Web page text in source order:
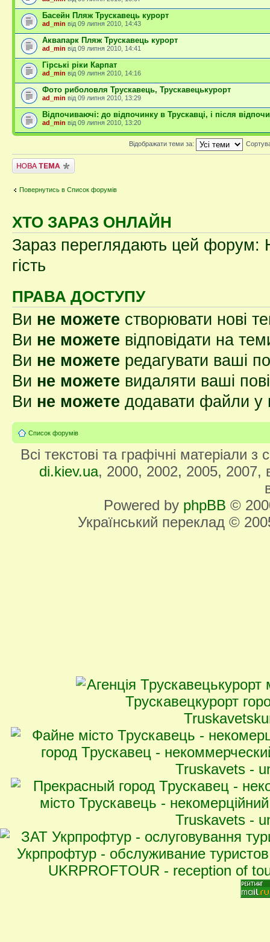
Басейн Пляж Трускавець курорт
ad_min від 09 липня 2010, 14:43
Аквапарк Пляж Трускавець курорт
ad_min від 09 липня 2010, 14:41
Гірські ріки Карпат
ad_min від 09 липня 2010, 14:16
Фото риболовля Трускавець, Трускавецькурорт
ad_min від 09 липня 2010, 13:29
Відпочиваючі: до відпочинку в Трускавці, і після
ad_min від 09 липня 2010, 13:20
Відображати теми за:
Створити нову тему
Повернутись в Список форумів
ХТО ЗАРАЗ ОНЛАЙН
Зараз переглядають цей форум:
гість
ПРАВА ДОСТУПУ
Ви не можете створювати нові
Ви не можете відповідати на
Ви не можете редагувати ваші
Ви не можете видаляти ваші
Ви не можете додавати файли у
Список форумів
Всі текстові та графічні матеріали
di.kiev.ua, 2000, 2002, 2005, 2007,
Powered by phpBB ©
Український переклад ©